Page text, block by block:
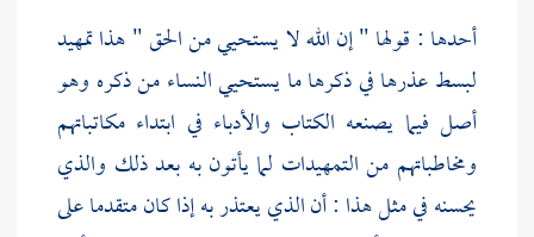
أحدها : قولها " إن الله لا يستحيي من الحق " هذا تمهيد
لبسط عذرها في ذكرها ما يستحيي النساء من ذكره وهو
أصل فيما يصنعه الكتاب والأدباء في ابتداء مكاتباتهم
ومخاطباتهم من التمهيدات لما يأتون به بعد ذلك والذي
يحسنه في مثل هذا : أن الذي يعتذر به إذا كان متقدما على